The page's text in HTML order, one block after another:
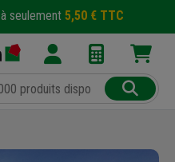
à seulement 5,50 € TTC